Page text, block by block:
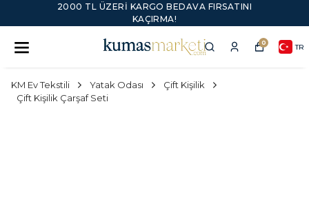
2000 TL ÜZERI KARGO BEDAVA FIRSATINI
KAÇIRMA!
0 TR
KM Ev Tekstili Yatak Odası
Çift Kişilik
Çift Kişilik Çarşaf Seti